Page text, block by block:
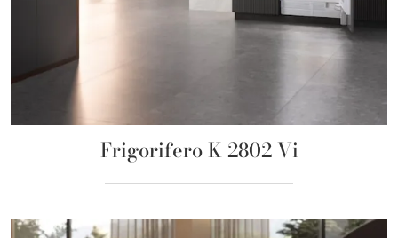
Frigorifero K 2802 Vi